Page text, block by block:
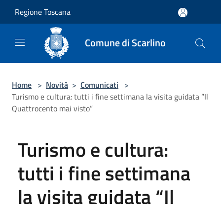
Regione Toscana
Comune di Scarlino
Home > Novità > Comunicati >
Turismo e cultura: tutti i fine settimana la visita guidata “Il
Quattrocento mai visto”
Turismo e cultura:
tutti i fine settimana
la visita guidata “Il